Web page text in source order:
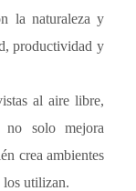
la naturaleza y
productividad y
al aire libre,
no solo mejora
crea ambientes
los utilizan.